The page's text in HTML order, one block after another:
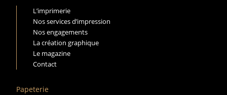
L’imprimerie
Nos services d’impression
Nos engagements
La création graphique
Le magazine
Contact
Papeterie